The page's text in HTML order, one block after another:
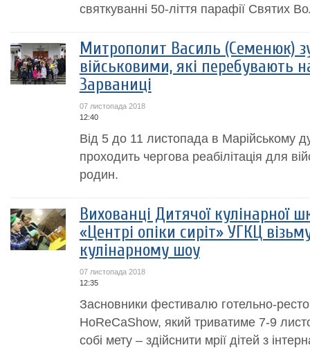
святкуванні 50-ліття парафії Святих
Митрополит Василь (Семенюк)
військовими, які перебувають
Зарваниці
07 листопада 2018
12:40
Від 5 до 11 листопада в Марійському
проходить чергова реабілітація для
родин.
Вихованці Дитячої кулінарної
«Центрі опіки сиріт» УГКЦ
кулінарному шоу
07 листопада 2018
12:35
Засновники фестивалю готельно-
HoReCaShow, який триватиме 7-9
собі мету – здійснити мрії дітей з